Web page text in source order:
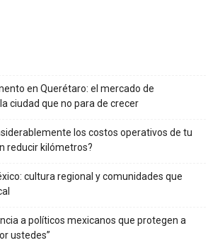
en Querétaro: el mercado de
ciudad que no para de crecer
los costos operativos de tu
reducir kilómetros?
cultura regional y comunidades que
a políticos mexicanos que protegen a
ustedes”